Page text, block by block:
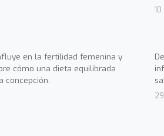
en la fertilidad femenina y
cómo una dieta equilibrada
concepción.